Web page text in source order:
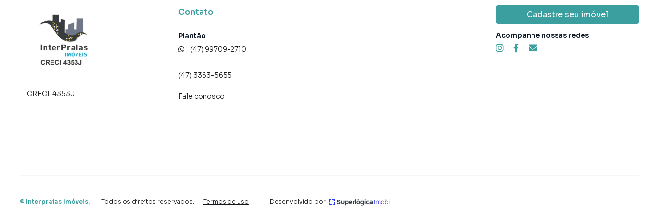
consequência uma maior chance de vender ou alugar seu imóvel mais rápido. Contamos também com
um time de programadores, corretores treinados e uma central de atendimento preparada para
atender proprietários e inquilinos.
CRECI: 4353J
Contato
Plantão
(47) 99709-2710
(47) 3363-5655
Fale conosco
Cadastre seu imóvel
Acompanhe nossas redes
© Interpraias Imóveis. Todos os direitos reservados. · Termos de uso · Desenvolvido por